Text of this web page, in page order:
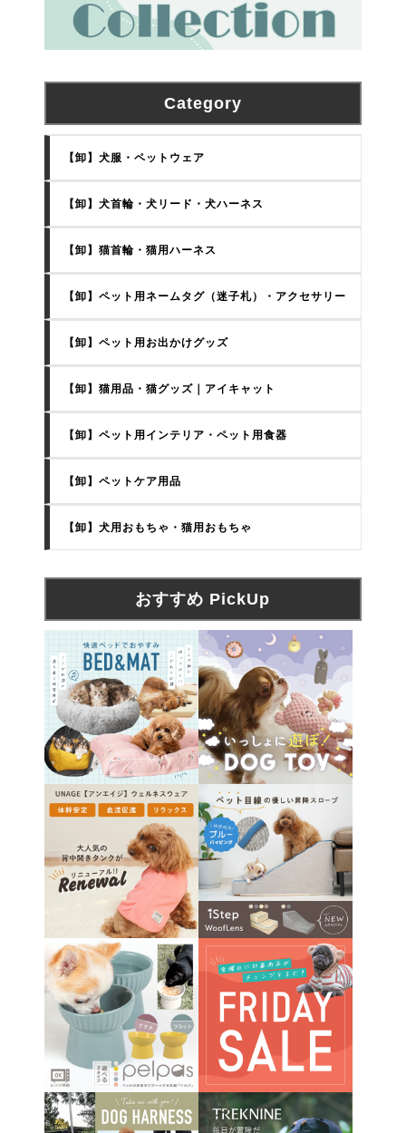
Category
【卸】犬服・ペットウェア
【卸】犬首輪・犬リード・犬ハーネス
【卸】猫首輪・猫用ハーネス
【卸】ペット用ネームタグ（迷子札）・アクセサリー
【卸】ペット用お出かけグッズ
【卸】猫用品・猫グッズ｜アイキャット
【卸】ペット用インテリア・ペット用食器
【卸】ペットケア用品
【卸】犬用おもちゃ・猫用おもちゃ
おすすめ PickUp